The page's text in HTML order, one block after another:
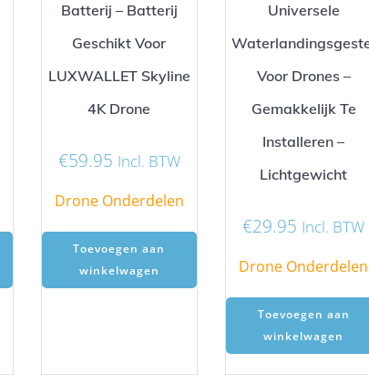
Batterij – Batterij
Geschikt Voor
LUXWALLET Skyline
4K Drone
€59.95 Incl. BTW
Drone Onderdelen
Toevoegen aan
winkelwagen
Universele
Voor Drones –
Gemakkelijk Te
Installeren –
Lichtgewicht
€29.95 Incl. BTW
Drone Onderdelen
Toevoegen aan
winkelwagen